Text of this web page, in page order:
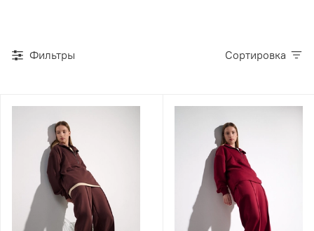
Фильтры Сортировка